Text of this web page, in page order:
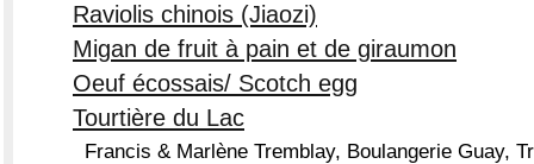
Raviolis chinois (Jiaozi)
Migan de fruit à pain et de giraumon
Oeuf écossais/ Scotch egg
Tourtière du Lac
Francis & Marlène Tremblay, Boulangerie Guay,